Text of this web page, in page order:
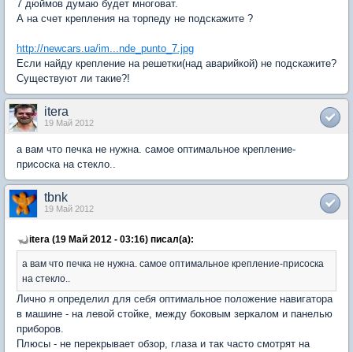
7 дюймов думаю будет многоват.
А на счет крепления на торпеду не подскажите ?
http://newcars.ua/im...nde_punto_7.jpg
Если найду крепление на решетки(над аварийкой) не подскажите?
Существуют ли такие?!
itera
19 Май 2012
а вам что печка не нужна. самое оптимальное крепление-
присоска на стекло..
tbnk
19 Май 2012
itera (19 Май 2012 - 03:16) писал(а):
а вам что печка не нужна. самое оптимальное крепление-присоска
на стекло..
Лично я определил для себя оптимальное положение навигатора
в машине - на левой стойке, между боковым зеркалом и панелью
приборов.
Плюсы - не перекрывает обзор, глаза и так часто смотрят на